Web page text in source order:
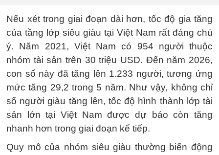
Nếu xét trong giai đoạn dài hơn, tốc độ gia tăng
của tầng lớp siêu giàu tại Việt Nam rất đáng chú
ý. Năm 2021, Việt Nam có 954 người thuộc
nhóm tài sản trên 30 triệu USD. Đến năm 2026,
con số này đã tăng lên 1.233 người, tương ứng
mức tăng 29,2 trong 5 năm. Như vậy, không chỉ
số người giàu tăng lên, tốc độ hình thành lớp tài
sản lớn tại Việt Nam được dự báo còn tăng
nhanh hơn trong giai đoạn kế tiếp.
Quy mô của nhóm siêu giàu thường biến động